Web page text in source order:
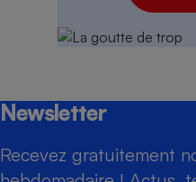
Newsletter
Recevez gratuitement